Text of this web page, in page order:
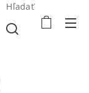
Hľadať